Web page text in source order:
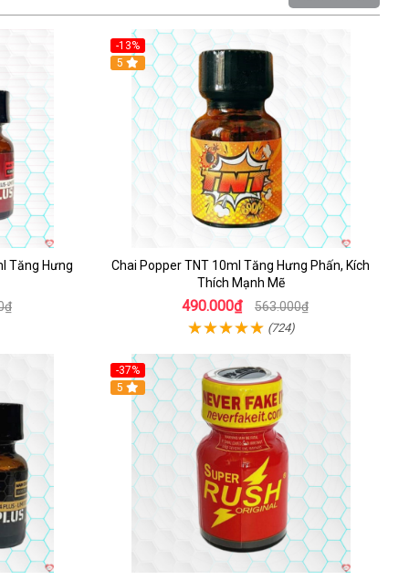
Tăng Hưng
-13%
5
Chai Popper TNT 10ml Tăng Hưng Phấn, Kích
Thích Mạnh Mẽ
490.000₫ 563.000₫
(724)
-37%
5